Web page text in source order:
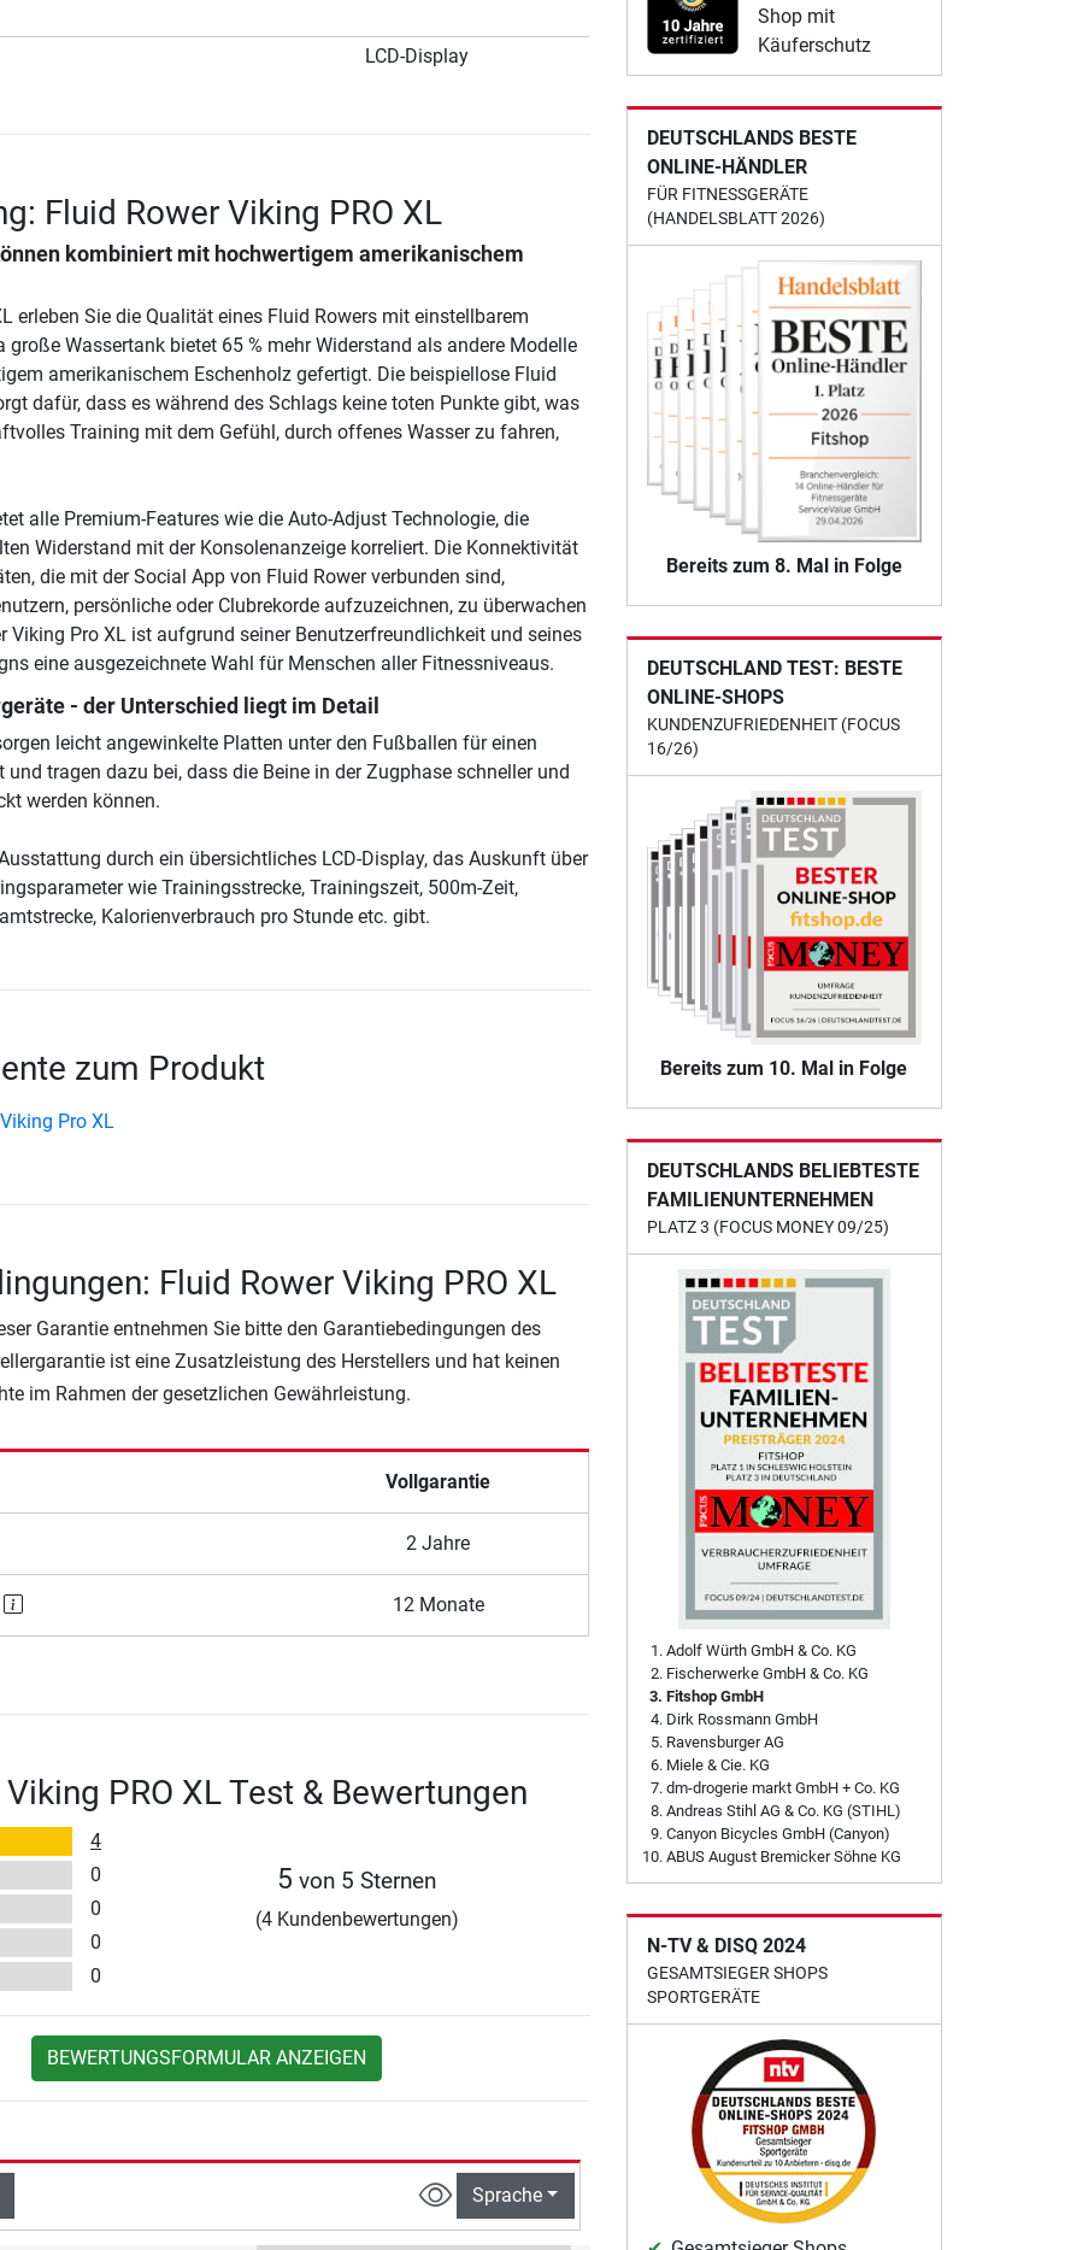
LCD-Display
Fluid Rower Viking PRO XL
kombiniert mit hochwertigem amerikanischem
erleben Sie die Qualität eines Fluid Rowers mit einstellbarem
große Wassertank bietet 65 % mehr Widerstand als andere Modelle
amerikanischem Eschenholz gefertigt. Die beispiellose Fluid
dafür, dass es während des Schlags keine toten Punkte gibt, was
Training mit dem Gefühl, durch offenes Wasser zu fahren,
alle Premium-Features wie die Auto-Adjust Technologie, die
Widerstand mit der Konsolenanzeige korreliert. Die Konnektivität
die mit der Social App von Fluid Rower verbunden sind,
persönliche oder Clubrekorde aufzuzeichnen, zu überwachen
Viking Pro XL ist aufgrund seiner Benutzerfreundlichkeit und seines
eine ausgezeichnete Wahl für Menschen aller Fitnessniveaus.
- der Unterschied liegt im Detail
leicht angewinkelte Platten unter den Fußballen für einen
und tragen dazu bei, dass die Beine in der Zugphase schneller und
werden können.
durch ein übersichtliches LCD-Display, das Auskunft über
wie Trainingsstrecke, Trainingszeit, 500m-Zeit,
Kalorienverbrauch pro Stunde etc. gibt.
zum Produkt
Pro XL
Fluid Rower Viking PRO XL
Garantie entnehmen Sie bitte den Garantiebedingungen des
ist eine Zusatzleistung des Herstellers und hat keinen
im Rahmen der gesetzlichen Gewährleistung.
Vollgarantie
2 Jahre
12 Monate
PRO XL Test & Bewertungen
4
0
0
0
0
5 von 5 Sternen
(4 Kundenbewertungen)
BEWERTUNGSFORMULAR ANZEIGEN
Sprache
Shop mit
Käuferschutz
DEUTSCHLANDS BESTE
ONLINE-HÄNDLER
FÜR FITNESSGERÄTE
(HANDELSBLATT 2026)
Bereits zum 8. Mal in Folge
DEUTSCHLAND TEST: BESTE
ONLINE-SHOPS
KUNDENZUFRIEDENHEIT (FOCUS
16/26)
Bereits zum 10. Mal in Folge
DEUTSCHLANDS BELIEBTESTE
FAMILIENUNTERNEHMEN
PLATZ 3 (FOCUS MONEY 09/25)
Adolf Würth GmbH & Co. KG
Fischerwerke GmbH & Co. KG
Fitshop GmbH
Dirk Rossmann GmbH
Ravensburger AG
Miele & Cie. KG
dm-drogerie markt GmbH + Co. KG
Andreas Stihl AG & Co. KG (STIHL)
Canyon Bicycles GmbH (Canyon)
ABUS August Bremicker Söhne KG
N-TV & DISQ 2024
GESAMTSIEGER SHOPS
SPORTGERÄTE